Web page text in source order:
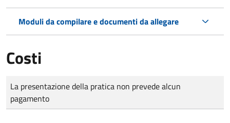
Moduli da compilare e documenti da allegare
Costi
Tipo di pagamento
Importo
La presentazione della pratica non prevede alcun
pagamento